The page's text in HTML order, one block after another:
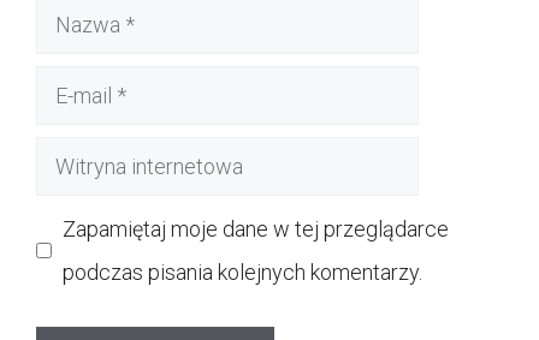
Nazwa
Witryna
Zapamiętaj moje dane w tej przeglądarce
podczas pisania kolejnych komentarzy.